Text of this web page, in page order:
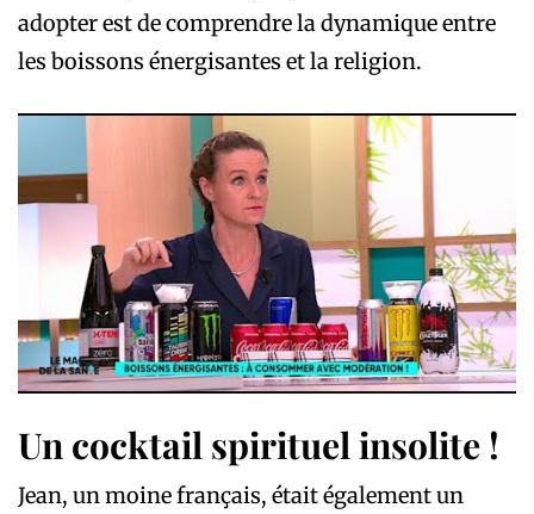
adopter est de comprendre la dynamique entre
les boissons énergisantes et la religion.
Un cocktail spirituel insolite !
Jean, un moine français, était également un